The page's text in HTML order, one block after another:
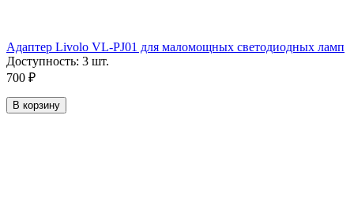
Адаптер Livolo VL-PJ01 для маломощных светодиодных ламп
Доступность: 3 шт.
700 ₽
В корзину